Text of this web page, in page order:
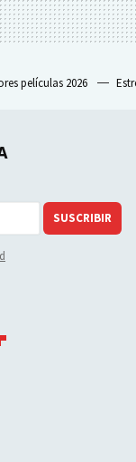
películas 2026
SUSCRIBIR